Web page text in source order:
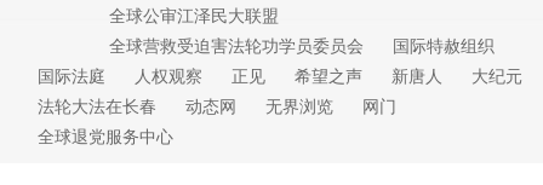
全球公审江泽民大联盟
全球营救受迫害法轮功学员委员会
国际特赦组织
国际法庭
人权观察 正见 希望之声 新唐人
大纪元
法轮大法在长春
动态网 无界浏览
网门
全球退党服务中心